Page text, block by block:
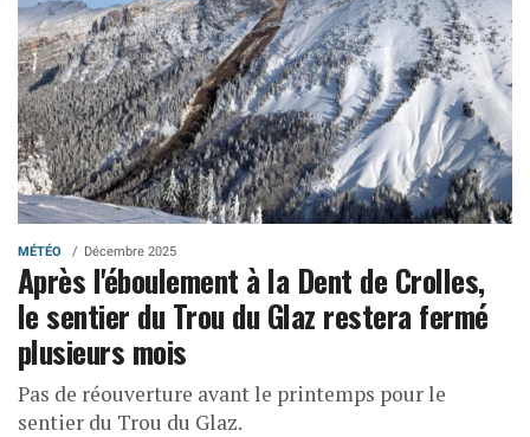
MÉTÉO Décembre 2025
Après l'éboulement à la Dent de Crolles,
le sentier du Trou du Glaz restera fermé
plusieurs mois
Pas de réouverture avant le printemps pour le
sentier du Trou du Glaz.